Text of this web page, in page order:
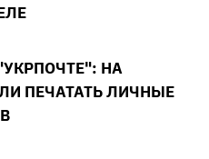
НА
ПЕЧАТАТЬ ЛИЧНЫЕ